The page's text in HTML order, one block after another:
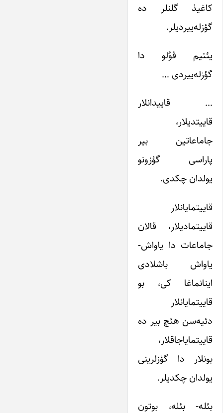
کاغیذ گلنلر ده
گؤزله‌ییردیلر.
یئتیم قوُلو دا
گؤزله‌ییردی …
… قاییدانلار
قاییتدیلار،
جاماعاتین بیر
پاراسی گؤزونو
یولدان چکدی.
قاییتمایانلار
قاییتمادیلار، قالان
جاماعات دا یاواش-
یاواش باشلادی
اینانماغا کی، بو
قاییتمایانلار
دئیه‌سن هئچ بیر ده
قاییتمایاجاقلار،
بونلار دا گؤزلرینی
یولدان چکدیلر.
بئله- بئله، بوتون